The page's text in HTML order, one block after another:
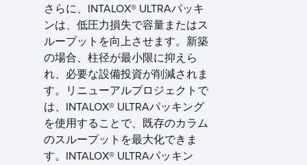
さらに、INTALOX® ULTRAパッキ
ンは、低圧力損失で容量またはス
ループットを向上させます。新築
の場合、柱径が最小限に抑えら
れ、必要な設備投資が削減されま
す。リニューアルプロジェクトで
は、INTALOX® ULTRAパッキング
を使用することで、既存のカラム
のスループットを最大化できま
す。INTALOX® ULTRAパッキン